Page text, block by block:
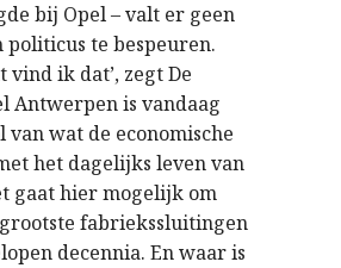
bij Opel – valt er geen
politicus te bespeuren.
vind ik dat’, zegt De
Antwerpen is vandaag
van wat de economische
het dagelijks leven van
gaat hier mogelijk om
fabriekssluitingen
decennia. En waar is